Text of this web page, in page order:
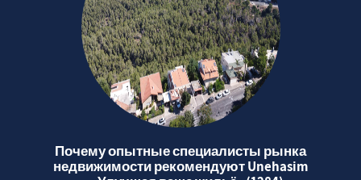
Почему опытные специалисты рынка
недвижимости рекомендуют Unehasim